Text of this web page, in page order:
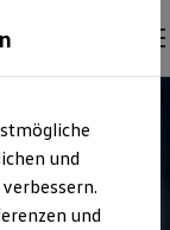
und
und